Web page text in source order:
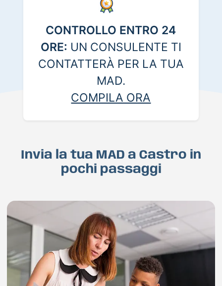
CONTROLLO ENTRO 24
ORE: UN CONSULENTE TI
CONTATTERÀ PER LA TUA
MAD.
COMPILA ORA
Invia la tua MAD a Castro in
pochi passaggi